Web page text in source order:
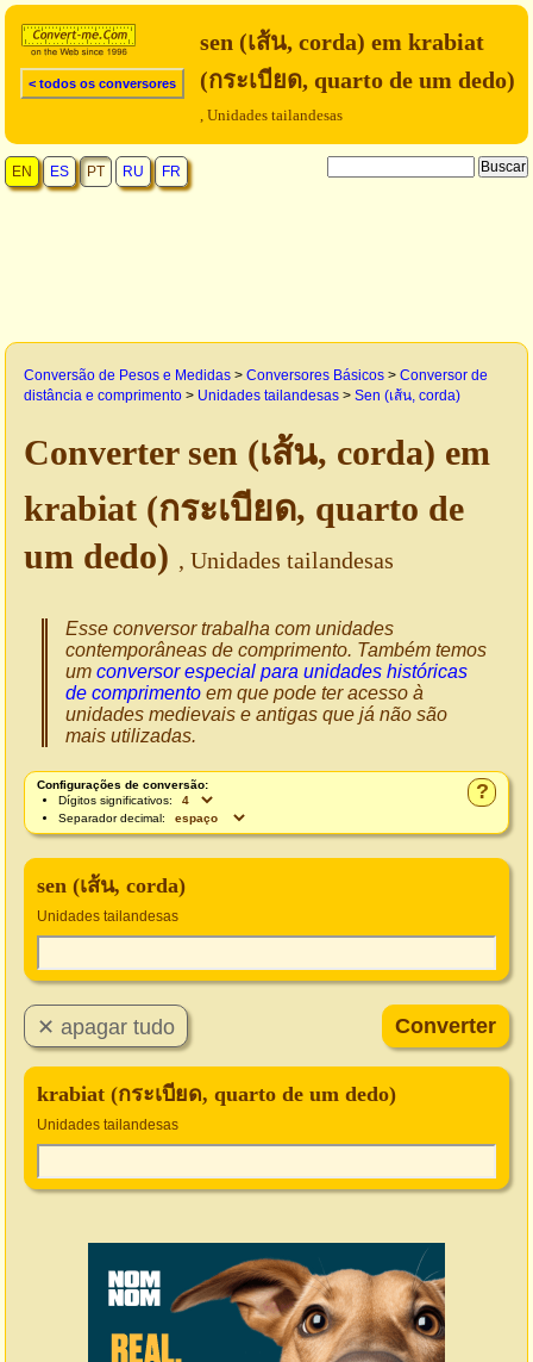
< todos os conversores
sen (เส้น, corda) em krabiat
(กระเบียด, quarto de um dedo)
, Unidades tailandesas
EN ES PT RU FR
Conversão de Pesos e Medidas > Conversores Básicos > Conversor de
distância e comprimento > Unidades tailandesas > Sen (เส้น, corda)
Converter sen (เส้น, corda) em
krabiat (กระเบียด, quarto de
um dedo) , Unidades tailandesas
Esse conversor trabalha com unidades
contemporâneas de comprimento. Também temos
um conversor especial para unidades históricas
de comprimento em que pode ter acesso à
unidades medievais e antigas que já não são
mais utilizadas.
?
Configurações de conversão:
Dígitos significativos:
Separador decimal:
sen (เส้น, corda)
Unidades tailandesas
krabiat (กระเบียด, quarto de um dedo)
Unidades tailandesas